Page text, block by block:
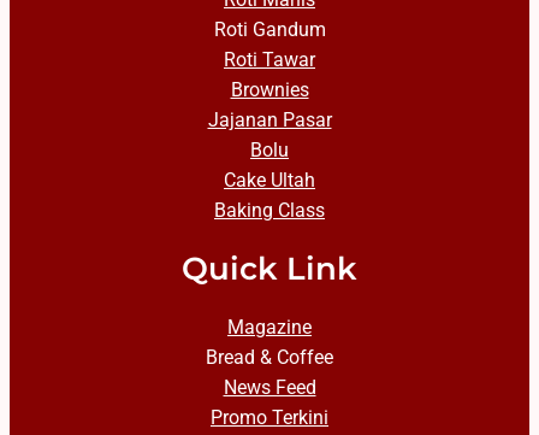
Roti Gandum
Roti Tawar
Brownies
Jajanan Pasar
Bolu
Cake Ultah
Baking Class
Quick Link
Magazine
Bread & Coffee
News Feed
Promo Terkini